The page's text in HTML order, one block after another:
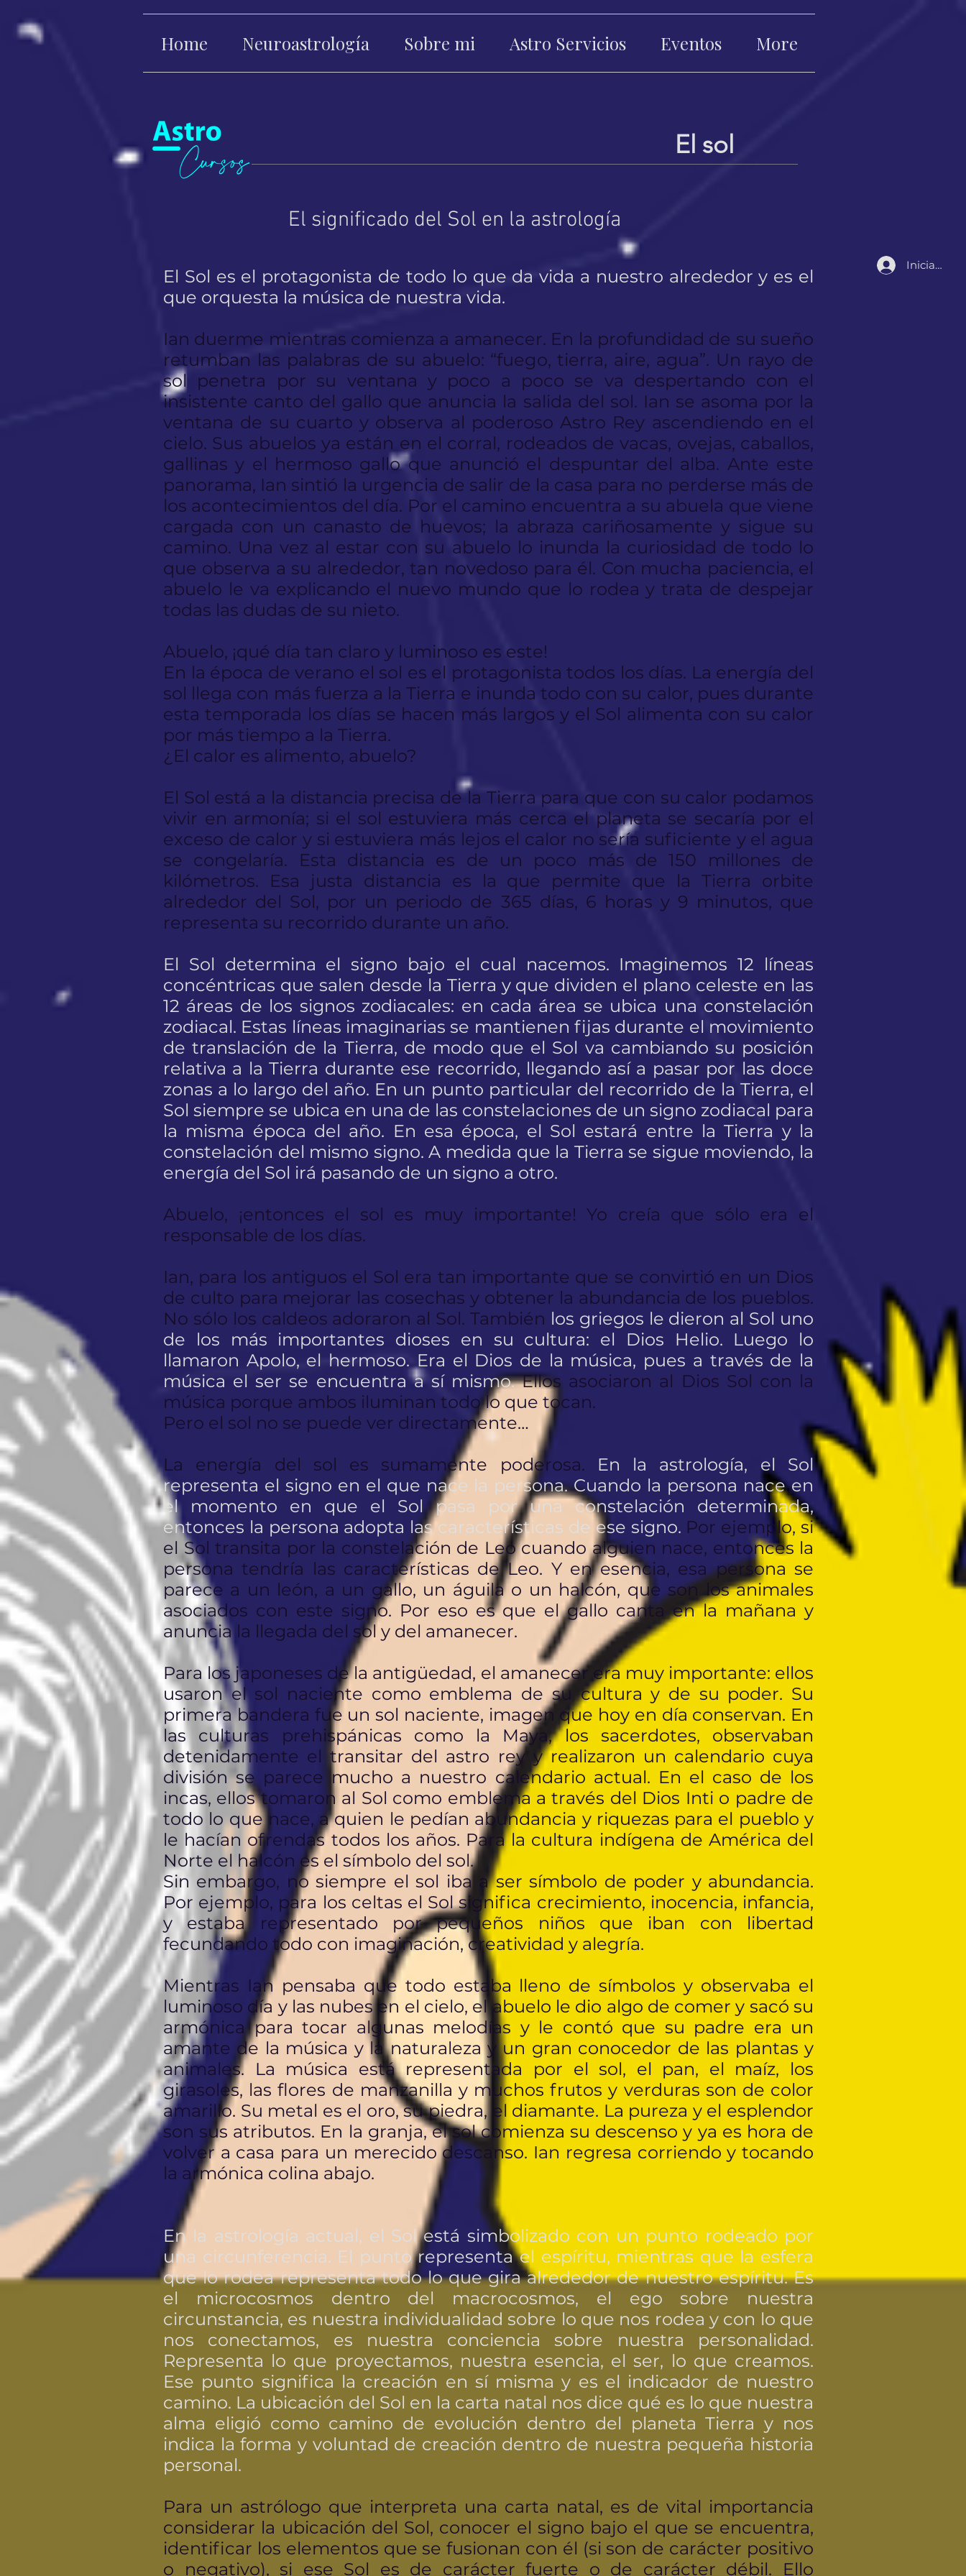
Home Neuroastrología Sobre mi Astro Servicios Eventos More
Iniciar
El sol
El significado del Sol en la astrología
El Sol es el protagonista de todo lo que da vida a nuestro alrededor y es el
que orquesta la música de nuestra vida.
Ian duerme mientras comienza a amanecer. En la profundidad de su sueño
retumban las palabras de su abuelo: “fuego, tierra, aire, agua”. Un rayo de
sol penetra por su ventana y poco a poco se va despertando con el
insistente canto del gallo que anuncia la salida del sol. Ian se asoma por la
ventana de su cuarto y observa al poderoso Astro Rey ascendiendo en el
cielo. Sus abuelos ya están en el corral, rodeados de vacas, ovejas, caballos,
gallinas y el hermoso gallo que anunció el despuntar del alba. Ante este
panorama, Ian sintió la urgencia de salir de la casa para no perderse más de
los acontecimientos del día. Por el camino encuentra a su abuela que viene
cargada con un canasto de huevos; la abraza cariñosamente y sigue su
camino. Una vez al estar con su abuelo lo inunda la curiosidad de todo lo
que observa a su alrededor, tan novedoso para él. Con mucha paciencia, el
abuelo le va explicando el nuevo mundo que lo rodea y trata de despejar
todas las dudas de su nieto.
Abuelo, ¡qué día tan claro y luminoso es este!
En la época de verano el sol es el protagonista todos los días. La energía del
sol llega con más fuerza a la Tierra e inunda todo con su calor, pues durante
esta temporada los días se hacen más largos y el Sol alimenta con su calor
por más tiempo a la Tierra.
¿El calor es alimento, abuelo?
El Sol está a la distancia precisa de la Tierra para que con su calor podamos
vivir en armonía; si el sol estuviera más cerca el planeta se secaría por el
exceso de calor y si estuviera más lejos el calor no sería suficiente y el agua
se congelaría. Esta distancia es de un poco más de 150 millones de
kilómetros. Esa justa distancia es la que permite que la Tierra orbite
alrededor del Sol, por un periodo de 365 días, 6 horas y 9 minutos, que
representa su recorrido durante un año.
El Sol determina el signo bajo el cual nacemos. Imaginemos 12 líneas
concéntricas que salen desde la Tierra y que dividen el plano celeste en las
12 áreas de los signos zodiacales: en cada área se ubica una constelación
zodiacal. Estas líneas imaginarias se mantienen fijas durante el movimiento
de translación de la Tierra, de modo que el Sol va cambiando su posición
relativa a la Tierra durante ese recorrido, llegando así a pasar por las doce
zonas a lo largo del año. En un punto particular del recorrido de la Tierra, el
Sol siempre se ubica en una de las constelaciones de un signo zodiacal para
la misma época del año. En esa época, el Sol estará entre la Tierra y la
constelación del mismo signo. A medida que la Tierra se sigue moviendo, la
energía del Sol irá pasando de un signo a otro.
Abuelo, ¡entonces el sol es muy importante! Yo creía que sólo era el
responsable de los días.
Ian, para los antiguos el Sol era tan importante que se convirtió en un Dios
de culto para mejorar las cosechas y obtener la abundancia de los pueblos.
No sólo los caldeos adoraron al Sol. También los griegos le dieron al Sol uno
de los más importantes dioses en su cultura: el Dios Helio. Luego lo
llamaron Apolo, el hermoso. Era el Dios de la música, pues a través de la
música el ser se encuentra a sí mismo.Ellos asociaron al Dios Sol con la
música porque ambos iluminan todo lo que tocan.
Pero el sol no se puede ver directamente…
La energía del sol es sumamente poderosa. En la astrología, el Sol
representa el signo en el que nace la persona. Cuando la persona nace en
el momento en que el Sol pasa por una constelación determinada,
entonces la persona adopta las características de ese signo. Por ejemplo, si
el Sol transita por la constelación de Leo cuando alguien nace, entonces la
persona tendría las características de Leo. Y en esencia, esa persona se
parece a un león, a un gallo, un águila o un halcón, que son los animales
asociados con este signo. Por eso es que el gallo canta en la mañana y
anuncia la llegada del sol y del amanecer.
Para los japoneses de la antigüedad, el amanecer era muy importante: ellos
usaron el sol naciente como emblema de su cultura y de su poder. Su
primera bandera fue un sol naciente, imagen que hoy en día conservan. En
las culturas prehispánicas como la Maya, los sacerdotes, observaban
detenidamente el transitar del astro rey y realizaron un calendario cuya
división se parece mucho a nuestro calendario actual. En el caso de los
incas, ellos tomaron al Sol como emblema a través del Dios Inti o padre de
todo lo que nace, a quien le pedían abundancia y riquezas para el pueblo y
le hacían ofrendas todos los años. Para la cultura indígena de América del
Norte el halcón es el símbolo del sol.
Sin embargo, no siempre el sol iba a ser símbolo de poder y abundancia.
Por ejemplo, para los celtas el Sol significa crecimiento, inocencia, infancia,
y estaba representado por pequeños niños que iban con libertad
fecundando todo con imaginación, creatividad y alegría.
Mientras Ian pensaba que todo estaba lleno de símbolos y observaba el
luminoso día y las nubes en el cielo, el abuelo le dio algo de comer y sacó su
armónica para tocar algunas melodías y le contó que su padre era un
amante de la música y la naturaleza y un gran conocedor de las plantas y
animales. La música está representada por el sol, el pan, el maíz, los
girasoles, las flores de manzanilla y muchos frutos y verduras son de color
amarillo. Su metal es el oro, su piedra, el diamante. La pureza y el esplendor
son sus atributos. En la granja, el sol comienza su descenso y ya es hora de
volver a casa para un merecido descanso. Ian regresa corriendo y tocando
la armónica colina abajo.
En la astrología actual, el Sol está simbolizado con un punto rodeado por
una circunferencia. El punto representa el espíritu, mientras que la esfera
que lo rodea representa todo lo que gira alrededor de nuestro espíritu. Es
el microcosmos dentro del macrocosmos, el ego sobre nuestra
circunstancia, es nuestra individualidad sobre lo que nos rodea y con lo que
nos conectamos, es nuestra conciencia sobre nuestra personalidad.
Representa lo que proyectamos, nuestra esencia, el ser, lo que creamos.
Ese punto significa la creación en sí misma y es el indicador de nuestro
camino. La ubicación del Sol en la carta natal nos dice qué es lo que nuestra
alma eligió como camino de evolución dentro del planeta Tierra y nos
indica la forma y voluntad de creación dentro de nuestra pequeña historia
personal.
Para un astrólogo que interpreta una carta natal, es de vital importancia
considerar la ubicación del Sol, conocer el signo bajo el que se encuentra,
identificar los elementos que se fusionan con él (si son de carácter positivo
o negativo), si ese Sol es de carácter fuerte o de carácter débil. Ello